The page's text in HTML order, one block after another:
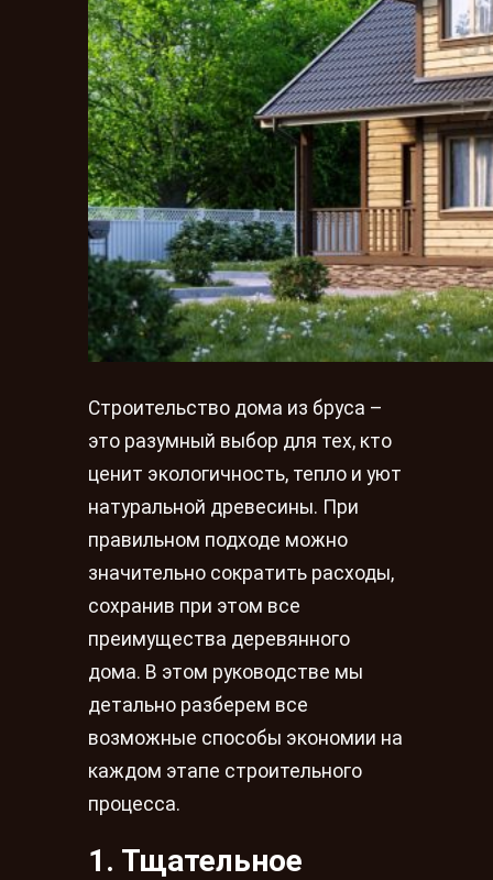
Строительство дома из бруса –
это разумный выбор для тех, кто
ценит экологичность, тепло и уют
натуральной древесины. При
правильном подходе можно
значительно сократить расходы,
сохранив при этом все
преимущества деревянного
дома. В этом руководстве мы
детально разберем все
возможные способы экономии на
каждом этапе строительного
процесса.
1. Тщательное